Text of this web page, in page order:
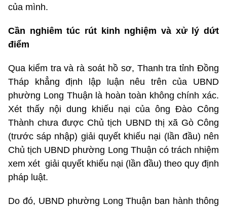
của mình.
Cần nghiêm túc rút kinh nghiệm và xử lý dứt
điểm
Qua kiểm tra và rà soát hồ sơ, Thanh tra tỉnh Đồng
Tháp khẳng định lập luận nêu trên của UBND
phường Long Thuận là hoàn toàn không chính xác.
Xét thấy nội dung khiếu nại của ông Đào Công
Thành chưa được Chủ tịch UBND thị xã Gò Công
(trước sáp nhập) giải quyết khiếu nại (lần đầu) nên
Chủ tịch UBND phường Long Thuận có trách nhiệm
xem xét giải quyết khiếu nại (lần đầu) theo quy định
pháp luật.
Do đó, UBND phường Long Thuận ban hành thông